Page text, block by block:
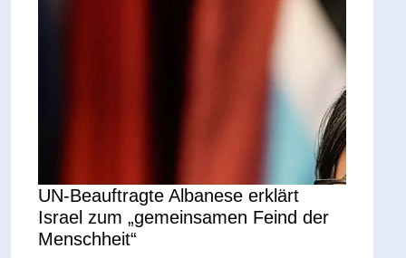
UN-Beauftragte Albanese erklärt
Israel zum „gemeinsamen Feind der
Menschheit“